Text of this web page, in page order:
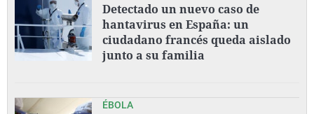
Detectado un nuevo caso de
hantavirus en España: un
ciudadano francés queda aislado
junto a su familia
ÉBOLA